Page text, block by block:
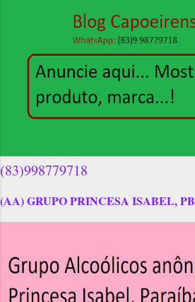
(83)998779718
(AA) GRUPO PRINCESA ISABEL, PB